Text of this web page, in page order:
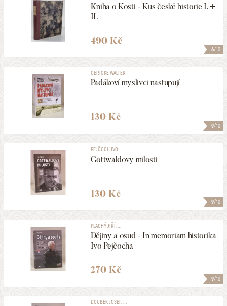
6/10
Kniha o Kosti - Kus české historie I. +
II.
490 Kč
9/10
GERICKE WALTER
Padákoví myslivci nastupují
130 Kč
9/10
PEJČOCH IVO
Gottwaldovy milosti
130 Kč
9/10
PLACHÝ JIŘÍ, ...
Dějiny a osud - In memoriam historika
Ivo Pejčocha
270 Kč
DOUBEK JOSEF, ...